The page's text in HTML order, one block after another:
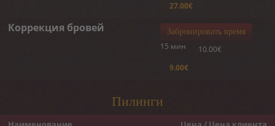
27.00€
Коррекция бровей Забронировать время
15 мин
10.00€
9.00€
Пилинги